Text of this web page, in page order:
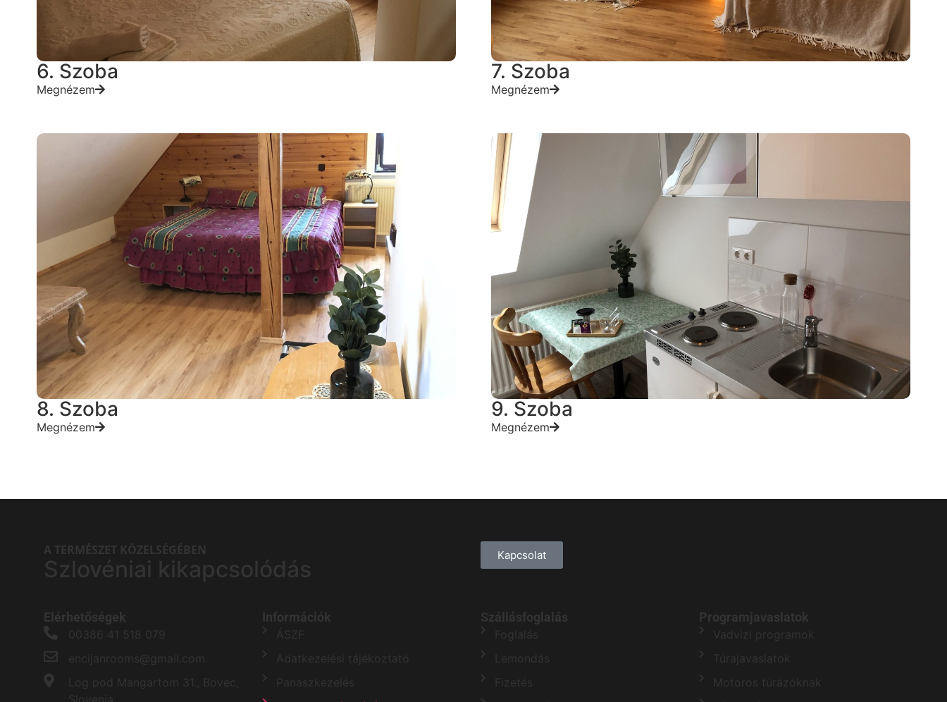
6. Szoba
Megnézem
7. Szoba
Megnézem
8. Szoba
Megnézem
9. Szoba
Megnézem
A TERMÉSZET KÖZELSÉGÉBEN
Szlovéniai kikapcsolódás
Kapcsolat
Elérhetőségek
00386 41 518 079
encijanrooms@gmail.com
Log pod Mangartom 31., Bovec,
Slovenia
Információk
ÁSZF
Adatkezelési tájékoztató
Panaszkezelés
Szállásfoglalás
Foglalás
Lemondás
Fizetés
Programjavaslatok
Vadvizi programok
Túrajavaslatok
Motoros túrázóknak